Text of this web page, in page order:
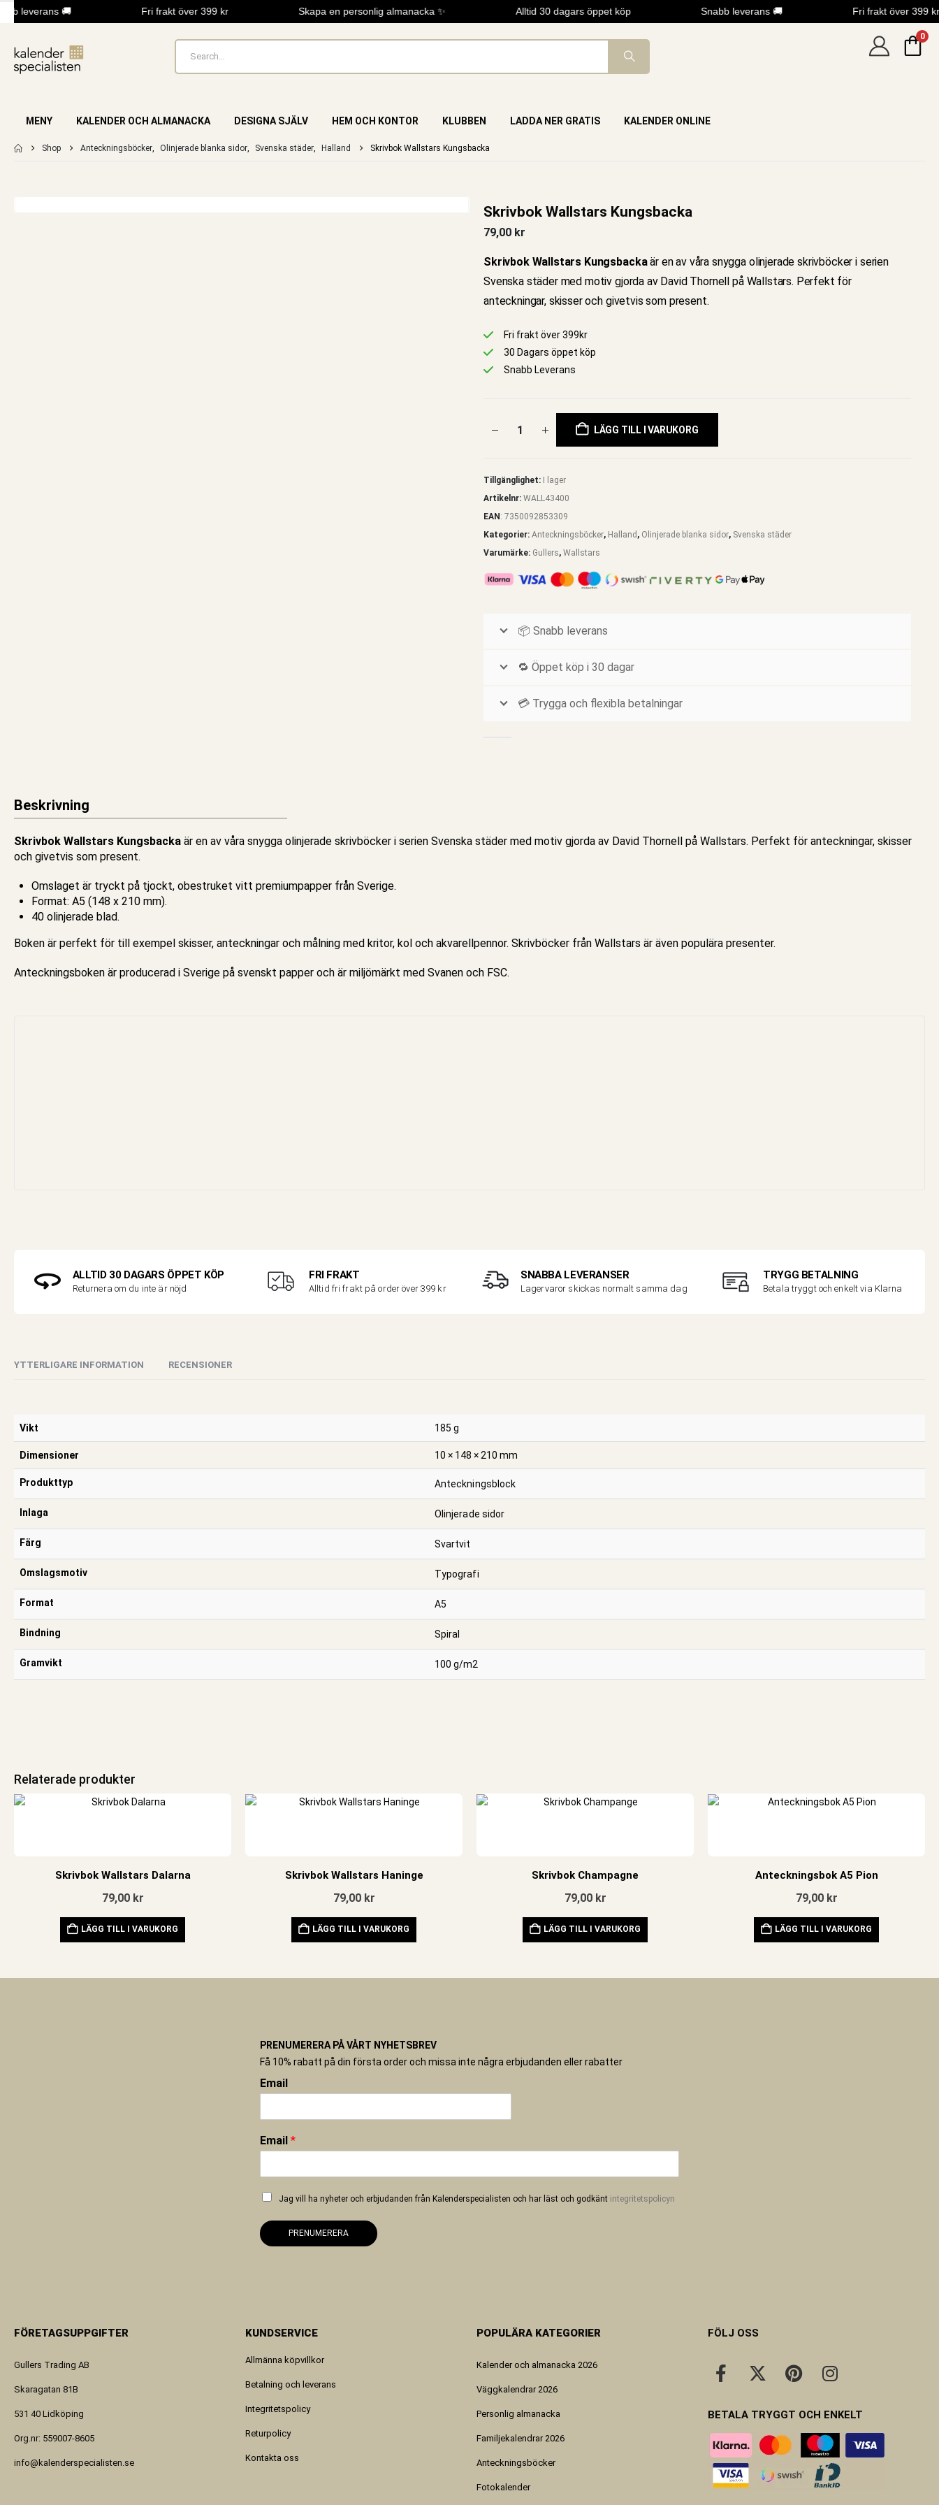
leverans 🚚 Fri frakt över 399 kr Skapa en personlig almanacka ✨ Alltid 30 dagars öppet köp Snabb leverans 🚚 Fri frakt över 399 kr
0
MENY KALENDER OCH ALMANACKA DESIGNA SJÄLV HEM OCH KONTOR KLUBBEN LADDA NER GRATIS KALENDER ONLINE
Shop Anteckningsböcker, Olinjerade blanka sidor, Svenska städer, Halland Skrivbok Wallstars Kungsbacka
Skrivbok Wallstars Kungsbacka
79,00 kr
Skrivbok Wallstars Kungsbackaär en av våra snygga olinjerade skrivböcker i serien
Svenska städer med motiv gjorda av David Thornell på Wallstars. Perfekt för
anteckningar, skisser och givetvis som present.
Fri frakt över 399kr
30 Dagars öppet köp
Snabb Leverans
LÄGG TILL I VARUKORG
Tillgänglighet:
I lager
Artikelnr: WALL43400
EAN : 7350092853309
Kategorier: Anteckningsböcker, Halland , Olinjerade blanka sidor, Svenska städer
Varumärke: Gullers, Wallstars
📦 Snabb leverans
🔁 Öppet köp i 30 dagar
💳 Trygga och flexibla betalningar
Beskrivning
Skrivbok Wallstars Kungsbacka är en av våra snygga olinjerade skrivböcker i serien Svenska städer med motiv gjorda av David Thornell på Wallstars. Perfekt för anteckningar, skisser
och givetvis som present.
Omslaget är tryckt på tjockt, obestruket vitt premiumpapper från Sverige.
Format: A5 (148 x 210 mm).
40 olinjerade blad.
Boken är perfekt för till exempel skisser, anteckningar och målning med kritor, kol och akvarellpennor. Skrivböcker från Wallstars är även populära presenter.
Anteckningsboken är producerad i Sverige på svenskt papper och är miljömärkt med Svanen och FSC.
ALLTID 30 DAGARS ÖPPET KÖP
Returnera om du inte är nöjd
FRI FRAKT
Alltid fri frakt på order över 399 kr
SNABBA LEVERANSER
Lagervaror skickas normalt samma dag
TRYGG BETALNING
Betala tryggt och enkelt via Klarna
YTTERLIGARE INFORMATION RECENSIONER
Vikt 185 g
Dimensioner 10 × 148 × 210 mm
Produkttyp Anteckningsblock
Inlaga Olinjerade sidor
Färg Svartvit
Omslagsmotiv Typografi
Format A5
Bindning Spiral
Gramvikt 100 g/m2
Relaterade produkter
Skrivbok Wallstars Dalarna
79,00 kr
LÄGG TILL I VARUKORG
Skrivbok Wallstars Haninge
79,00 kr
LÄGG TILL I VARUKORG
Skrivbok Champagne
79,00 kr
LÄGG TILL I VARUKORG
Anteckningsbok A5 Pion
79,00 kr
LÄGG TILL I VARUKORG
PRENUMERERA PÅ VÅRT NYHETSBREV
Få 10% rabatt på din första order och missa inte några erbjudanden eller rabatter
Email
Email *
Jag vill ha nyheter och erbjudanden från Kalenderspecialisten och har läst och godkänt integritetspolicyn
PRENUMERERA
FÖRETAGSUPPGIFTER
Gullers Trading AB
Skaragatan 81B
531 40 Lidköping
Org.nr: 559007-8605
info@kalenderspecialisten.se
KUNDSERVICE
Allmänna köpvillkor
Betalning och leverans
Integritetspolicy
Returpolicy
Kontakta oss
POPULÄRA KATEGORIER
Kalender och almanacka 2026
Väggkalendrar 2026
Personlig almanacka
Familjekalendrar 2026
Anteckningsböcker
Fotokalender
FÖLJ OSS
BETALA TRYGGT OCH ENKELT